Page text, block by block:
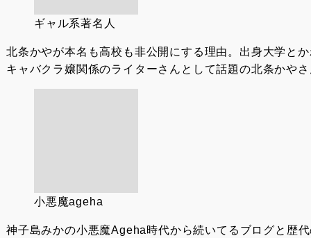
ギャル系著名人
北条かやが本名も高校も非公開にする理由。出身大学と
キャバクラ嬢関係のライターさんとして話題の北条かや
小悪魔ageha
神子島みかの小悪魔Ageha時代から続いてるブログと歴